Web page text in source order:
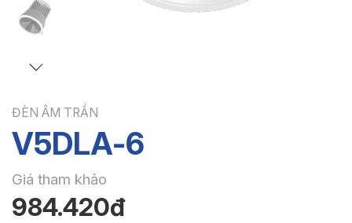
ĐÈN ÂM TRẦN
V5DLA-6
Giá tham khảo
984.420đ